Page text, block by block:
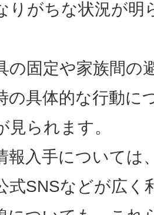
りがちな状況が明
の固定や家族間の
の具体的な行動に
見られます。
報入手については
式SNSなどが広く